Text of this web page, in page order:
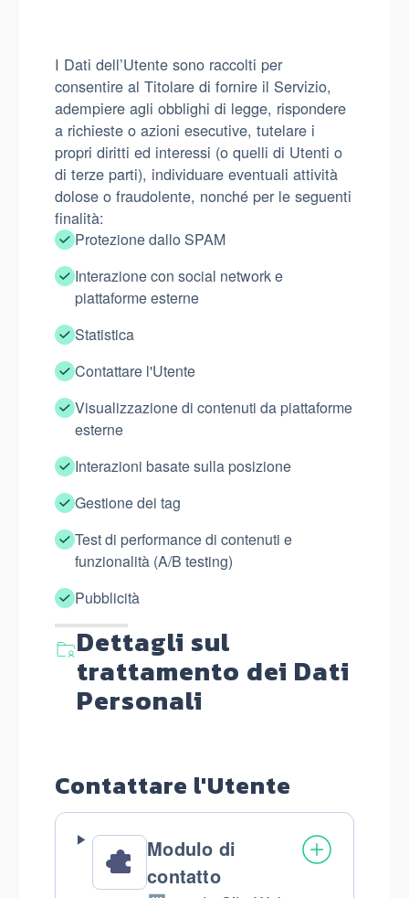
I Dati dell’Utente sono raccolti per
consentire al Titolare di fornire il Servizio,
adempiere agli obblighi di legge, rispondere
a richieste o azioni esecutive, tutelare i
propri diritti ed interessi (o quelli di Utenti o
di terze parti), individuare eventuali attività
dolose o fraudolente, nonché per le seguenti
finalità:
Protezione dallo SPAM
Interazione con social network e
piattaforme esterne
Statistica
Contattare l'Utente
Visualizzazione di contenuti da piattaforme
esterne
Interazioni basate sulla posizione
Gestione dei tag
Test di performance di contenuti e
funzionalità (A/B testing)
Pubblicità
Dettagli sul
trattamento dei Dati
Personali
Contattare l'Utente
Modulo di
contatto